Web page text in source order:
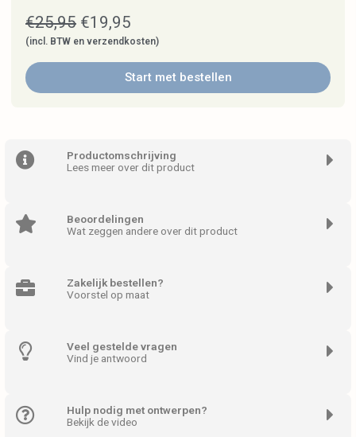
€25,95 €19,95
(incl. BTW en verzendkosten)
Start met bestellen
Productomschrijving
Lees meer over dit product
Beoordelingen
Wat zeggen andere over dit product
Zakelijk bestellen?
Voorstel op maat
Veel gestelde vragen
Vind je antwoord
Hulp nodig met ontwerpen?
Bekijk de video